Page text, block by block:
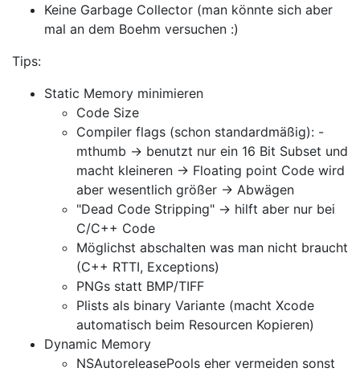
Keine Garbage Collector (man könnte sich aber
mal an dem Boehm versuchen :)
Tips:
Static Memory minimieren
Code Size
Compiler flags (schon standardmäßig): -
mthumb -> benutzt nur ein 16 Bit Subset und
macht kleineren -> Floating point Code wird
aber wesentlich größer -> Abwägen
"Dead Code Stripping" -> hilft aber nur bei
C/C++ Code
Möglichst abschalten was man nicht braucht
(C++ RTTI, Exceptions)
PNGs statt BMP/TIFF
Plists als binary Variante (macht Xcode
automatisch beim Resourcen Kopieren)
Dynamic Memory
NSAutoreleasePools eher vermeiden sonst